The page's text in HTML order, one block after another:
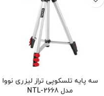
سه پایه تلسکوپی تراز لیزری نووا
مدل NTL-2668